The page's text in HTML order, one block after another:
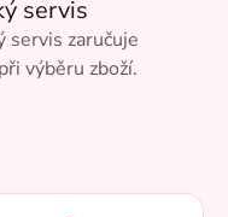
servis
servis zaručuje
výběru zboží.